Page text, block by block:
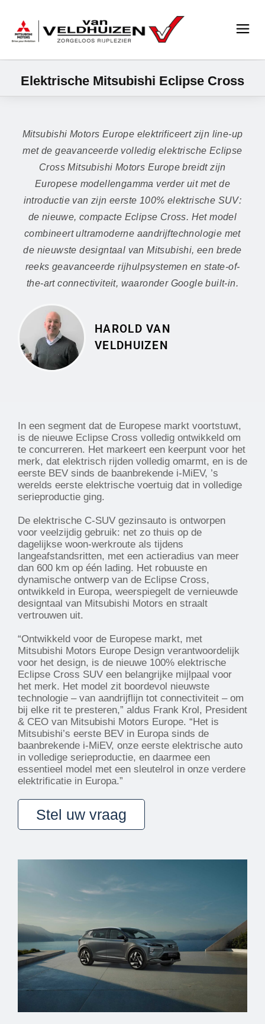
Elektrische Mitsubishi Eclipse Cross
Mitsubishi Motors Europe elektrificeert zijn line-up
met de geavanceerde volledig elektrische Eclipse
Cross Mitsubishi Motors Europe breidt zijn
Europese modellengamma verder uit met de
introductie van zijn eerste 100% elektrische SUV:
de nieuwe, compacte Eclipse Cross. Het model
combineert ultramoderne aandrijftechnologie met
de nieuwste designtaal van Mitsubishi, een brede
reeks geavanceerde rijhulpsystemen en state-of-
the-art connectiviteit, waaronder Google built-in.
HAROLD VAN
VELDHUIZEN
In een segment dat de Europese markt voortstuwt,
is de nieuwe Eclipse Cross volledig ontwikkeld om
te concurreren. Het markeert een keerpunt voor het
merk, dat elektrisch rijden volledig omarmt, en is de
eerste BEV sinds de baanbrekende i-MiEV, ’s
werelds eerste elektrische voertuig dat in volledige
serieproductie ging.
De elektrische C-SUV gezinsauto is ontworpen
voor veelzijdig gebruik: net zo thuis op de
dagelijkse woon-werkroute als tijdens
langeafstandsritten, met een actieradius van meer
dan 600 km op één lading. Het robuuste en
dynamische ontwerp van de Eclipse Cross,
ontwikkeld in Europa, weerspiegelt de vernieuwde
designtaal van Mitsubishi Motors en straalt
vertrouwen uit.
“Ontwikkeld voor de Europese markt, met
Mitsubishi Motors Europe Design verantwoordelijk
voor het design, is de nieuwe 100% elektrische
Eclipse Cross SUV een belangrijke mijlpaal voor
het merk. Het model zit boordevol nieuwste
technologie – van aandrijflijn tot connectiviteit – om
bij elke rit te presteren,” aldus Frank Krol, President
& CEO van Mitsubishi Motors Europe. “Het is
Mitsubishi’s eerste BEV in Europa sinds de
baanbrekende i-MiEV, onze eerste elektrische auto
in volledige serieproductie, en daarmee een
essentieel model met een sleutelrol in onze verdere
elektrificatie in Europa.”
Stel uw vraag